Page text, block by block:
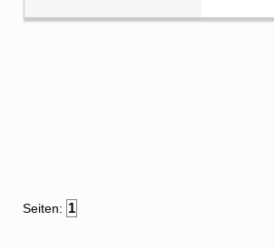
Seiten: 1